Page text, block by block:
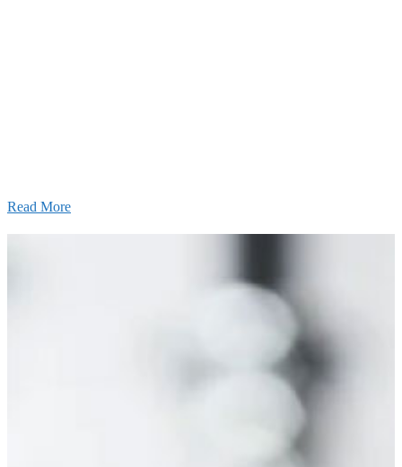
Read More
厚生労働大臣より「ユースエール認
【お知らせ】年末年始の休業について